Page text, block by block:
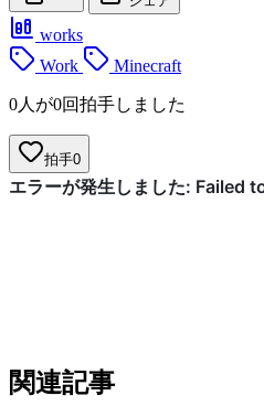
works
Work
Minecraft
0人が0回拍手しました
拍手0
関連記事